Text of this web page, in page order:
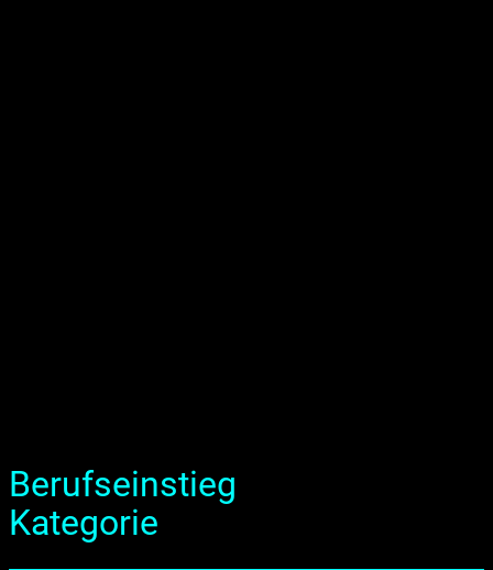
Berufseinstieg
Kategorie